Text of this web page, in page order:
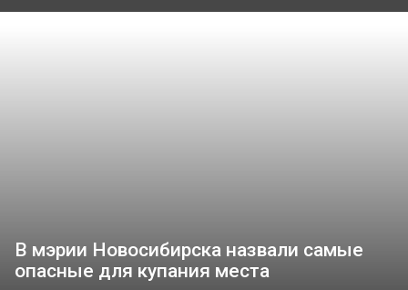
В мэрии Новосибирска назвали самые
опасные для купания места